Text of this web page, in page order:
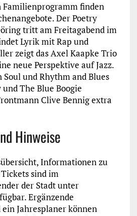
Familienprogramm finden
Der Poetry
tritt am Freitagabend im
Lyrik mit Rap und
zeigt das Axel Kaapke Trio
neue Perspektive auf Jazz.
Soul und Rhythm and Blues
The Blue Boogie
Clive Bennig extra
Hinweise
Informationen zu
sind im
der Stadt unter
Ergänzende
Jahresplaner können